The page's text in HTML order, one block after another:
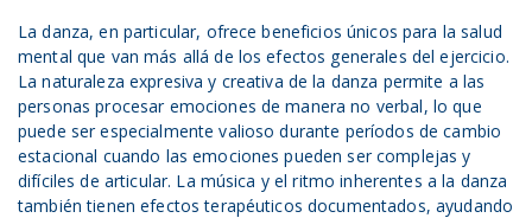
La danza, en particular, ofrece beneficios únicos para la salud
mental que van más allá de los efectos generales del ejercicio.
La naturaleza expresiva y creativa de la danza permite a las
personas procesar emociones de manera no verbal, lo que
puede ser especialmente valioso durante períodos de cambio
estacional cuando las emociones pueden ser complejas y
difíciles de articular. La música y el ritmo inherentes a la danza
también tienen efectos terapéuticos documentados, ayudando